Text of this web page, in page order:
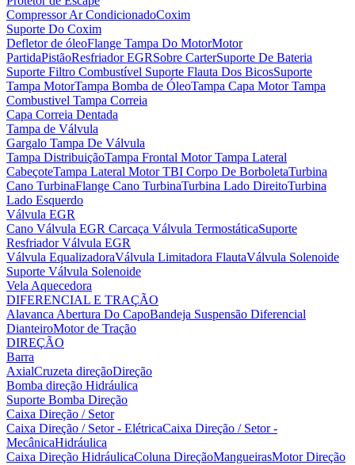
Compressor Ar CondicionadoCoxim
Suporte Do Coxim
Defletor de óleoFlange Tampa Do MotorMotor
PartidaPistãoResfriador EGRSobre CarterSuporte De Bateria
Suporte Filtro Combustível Suporte Flauta Dos BicosSuporte
Tampa MotorTampa Bomba de ÓleoTampa Capa MotorTampa
Combustivel Tampa Correia
Capa Correia Dentada
Tampa de Válvula
Gargalo Tampa De Válvula
Tampa DistribuiçãoTampa Frontal MotorTampa Lateral
CabeçoteTampa Lateral MotorTBI Corpo De BorboletaTurbina
Cano TurbinaFlange Cano TurbinaTurbina Lado DireitoTurbina
Lado Esquerdo
Válvula EGR
Cano Válvula EGR Carcaça Válvula TermostáticaSuporte
Resfriador Válvula EGR
Válvula EqualizadoraVálvula Limitadora FlautaVálvula Solenoide
Suporte Válvula Solenoide
Vela Aquecedora
DIFERENCIAL E TRAÇÃO
Alavanca Abertura Do CapoBandeja Suspensão Diferencial
DianteiroMotor de Tração
DIREÇÃO
Barra
AxialCruzeta direçãoDireção
Bomba direção Hidráulica
Suporte Bomba Direção
Caixa Direção / Setor
Caixa Direção / Setor - ElétricaCaixa Direção / Setor -
MecânicaHidráulica
Caixa Direção HidráulicaColuna DireçãoMangueirasMotor Direção